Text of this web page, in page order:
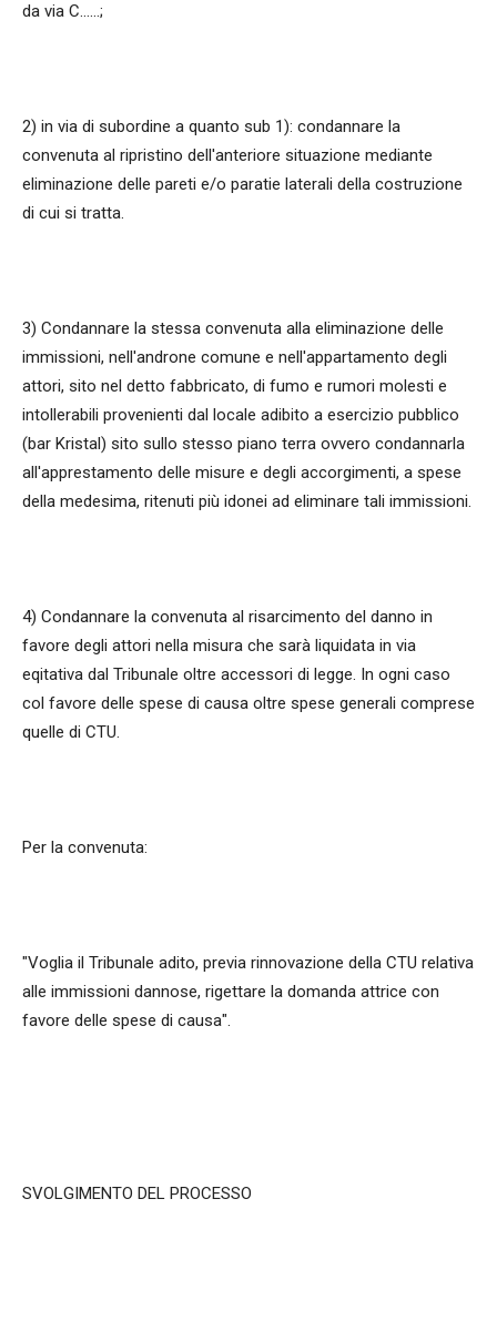
da via C......;
2) in via di subordine a quanto sub 1): condannare la
convenuta al ripristino dell'anteriore situazione mediante
eliminazione delle pareti e/o paratie laterali della costruzione
di cui si tratta.
3) Condannare la stessa convenuta alla eliminazione delle
immissioni, nell'androne comune e nell'appartamento degli
attori, sito nel detto fabbricato, di fumo e rumori molesti e
intollerabili provenienti dal locale adibito a esercizio pubblico
(bar Kristal) sito sullo stesso piano terra ovvero condannarla
all'apprestamento delle misure e degli accorgimenti, a spese
della medesima, ritenuti più idonei ad eliminare tali immissioni.
4) Condannare la convenuta al risarcimento del danno in
favore degli attori nella misura che sarà liquidata in via
eqitativa dal Tribunale oltre accessori di legge. In ogni caso
col favore delle spese di causa oltre spese generali comprese
quelle di CTU.
Per la convenuta:
"Voglia il Tribunale adito, previa rinnovazione della CTU relativa
alle immissioni dannose, rigettare la domanda attrice con
favore delle spese di causa".
SVOLGIMENTO DEL PROCESSO